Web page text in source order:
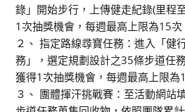
錄」開始步行，上傳健走紀錄(里程
1次抽獎機會，每週最高上限為15次
２、 指定路線尋寶任務：進入「健
務」，選定規劃設計之35條步道任
獲得1次抽獎機會，每週最高上限為
３、 團體揮汗挑戰賽：至活動網站